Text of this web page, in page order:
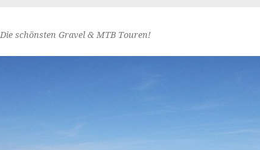
Die schönsten Gravel & MTB Touren!